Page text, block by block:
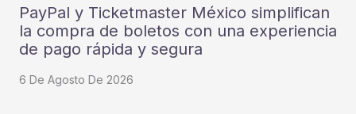
PayPal y Ticketmaster México simplifican
la compra de boletos con una experiencia
de pago rápida y segura
6 De Agosto De 2026